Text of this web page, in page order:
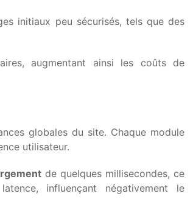
initiaux peu sécurisés, tels que des
augmentant ainsi les coûts de
globales du site. Chaque module
utilisateur.
de quelques millisecondes, ce
influençant négativement le